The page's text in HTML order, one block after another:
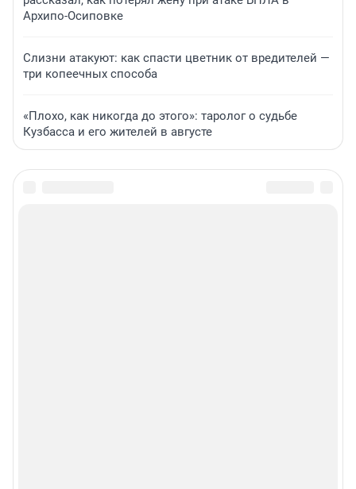
Архипо-Осиповке
Слизни атакуют: как спасти цветник от вредителей —
три копеечных способа
«Плохо, как никогда до этого»: таролог о судьбе
Кузбасса и его жителей в августе